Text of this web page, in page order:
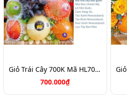
Giỏ Trái Cây 700K Mã HL7088
700.000₫